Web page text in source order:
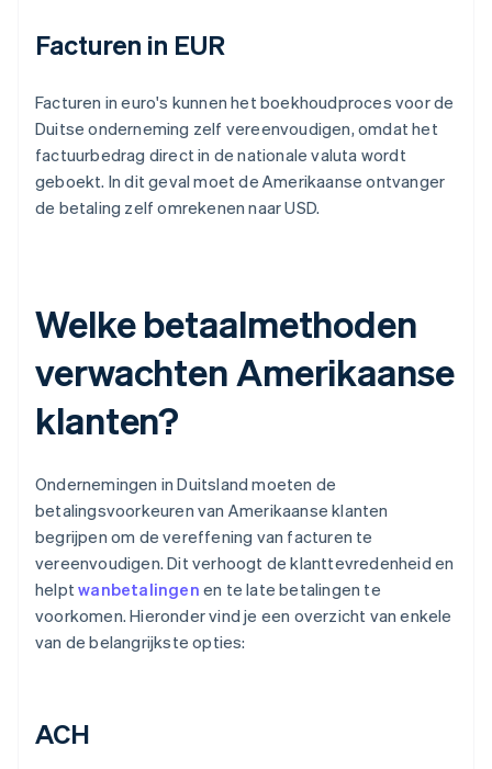
Facturen in EUR
Facturen in euro's kunnen het boekhoudproces voor de
Duitse onderneming zelf vereenvoudigen, omdat het
factuurbedrag direct in de nationale valuta wordt
geboekt. In dit geval moet de Amerikaanse ontvanger
de betaling zelf omrekenen naar USD.
Welke betaalmethoden
verwachten Amerikaanse
klanten?
Ondernemingen in Duitsland moeten de
betalingsvoorkeuren van Amerikaanse klanten
begrijpen om de vereffening van facturen te
vereenvoudigen. Dit verhoogt de klanttevredenheid en
helptwanbetalingen en te late betalingen te
voorkomen. Hieronder vind je een overzicht van enkele
van de belangrijkste opties:
ACH